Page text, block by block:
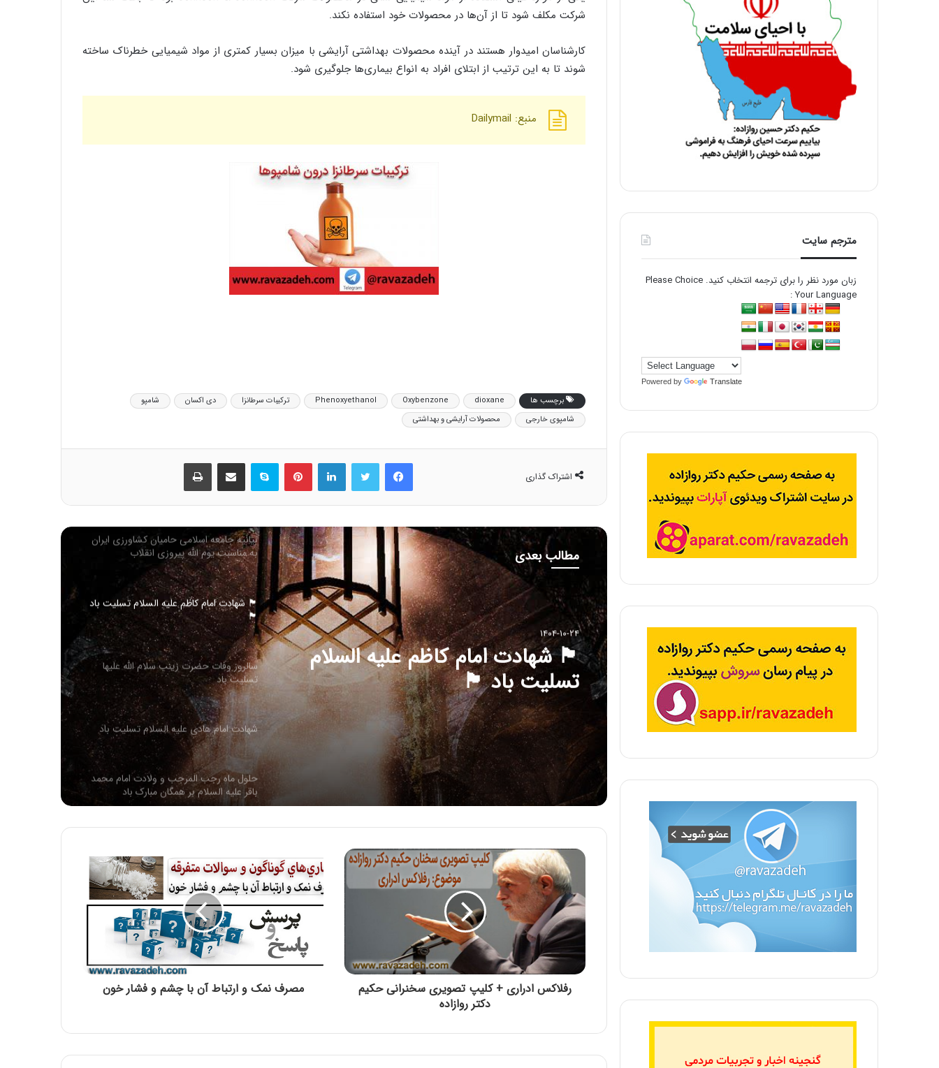
شرکت مکلف شود تا از آن‌ها در محصولات خود استفاده نکند.
کارشناسان امیدوار هستند در آینده محصولات بهداشتی آرایشی با میزان بسیار کمتری از مواد شیمیایی خطرناک ساخته
شوند تا به این ترتیب از ابتلای افراد به انواع بیماری‌ها جلوگیری شود.
منبع: Dailymail
برچسب ها dioxane
Oxybenzone
Phenoxyethanol ترکیبات سرطانزا دی اکسان
شامپو‌
شامپو‌ی خارجی
محصولات آرایشی و بهداشتی
اشتراک گذاری
فیس بوک لینکدین ‫پین‌ترست اسکایپ اشتراک گذاری از طریق ایمیل
مطالب بعدی
۱۴۰۴-۱۰-۲۴
🏴 شهادت امام کاظم علیه السلام
تسلیت باد 🏴
اربعین حسینی تسلیت باد
بیانیه جامعه اسلامی حامیان کشاورزی ایران
به مناسبت یوم الله پیروزی انقلاب
اسلامی(1404)
🏴 شهادت امام کاظم علیه السلام تسلیت باد
🏴
سالروز وفات حضرت زینب سلام الله علیها
تسلیت باد
شهادت امام هادی علیه السلام تسلیت باد
حلول ماه رجب المرجب و ولادت امام محمد
باقر علیه السلام بر همگان مبارک باد
مبارک باد
سالروز وفات حضرت ام البنین مادر گرامی
حضرت عباس (علیه السلام) تسلیت باد
شهادت حضرت فاطمه زهرا سلام الله علیها
تسلیت باد
حلول ماه ربیع الاول، ماه شادمانی اهل بیت
رفلاکس ادراری + کلیپ تصویری سخنرانی حکیم
دکتر روازاده
مصرف نمک و ارتباط آن با چشم و فشار خون
مترجم سایت
زبان مورد نظر را برای ترجمه انتخاب کنید. Please Choice
Your Language :
Powered by Translate